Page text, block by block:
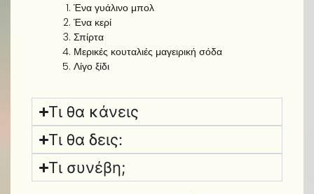
Ένα γυάλινο μπολ
Ένα κερί
Σπίρτα
Μερικές κουταλιές μαγειρική σόδα
Λίγο ξίδι
Τι θα κάνεις
Τι θα δεις:
Τι συνέβη;